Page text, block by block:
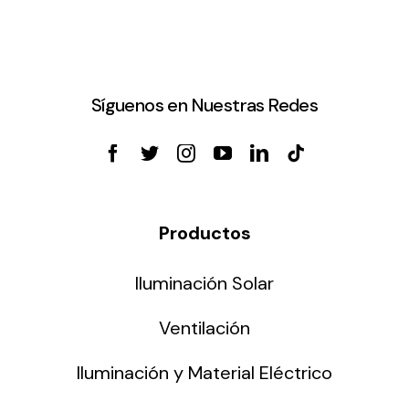
Síguenos en Nuestras Redes
Productos
Iluminación Solar
Ventilación
Iluminación y Material Eléctrico